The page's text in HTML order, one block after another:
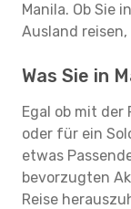
Manila. Ob Sie
Ausland
Was Sie in
Egal ob mit
oder für ein
etwas
bevorzugten
Reise